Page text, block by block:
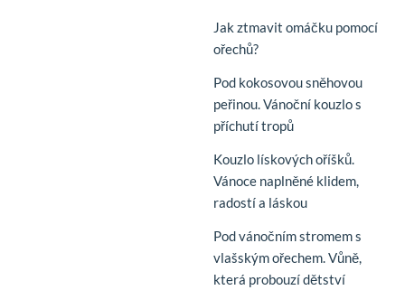
Jak ztmavit omáčku pomocí
ořechů?
Pod kokosovou sněhovou
peřinou. Vánoční kouzlo s
příchutí tropů
Kouzlo lískových oříšků.
Vánoce naplněné klidem,
radostí a láskou
Pod vánočním stromem s
vlašským ořechem. Vůně,
která probouzí dětství